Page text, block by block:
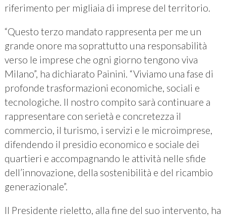
riferimento per migliaia di imprese del territorio.
“Questo terzo mandato rappresenta per me un
grande onore ma soprattutto una responsabilità
verso le imprese che ogni giorno tengono viva
Milano”, ha dichiarato Painini. “Viviamo una fase di
profonde trasformazioni economiche, sociali e
tecnologiche. Il nostro compito sarà continuare a
rappresentare con serietà e concretezza il
commercio, il turismo, i servizi e le microimprese,
difendendo il presidio economico e sociale dei
quartieri e accompagnando le attività nelle sfide
dell’innovazione, della sostenibilità e del ricambio
generazionale”.
Il Presidente rieletto, alla fine del suo intervento, ha